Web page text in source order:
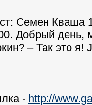
Семен Кваша
Добрый день,
– Так это я!
- http://